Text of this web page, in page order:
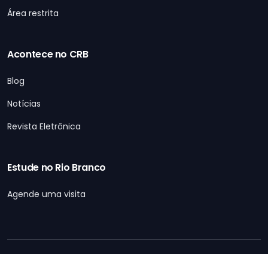
Área restrita
Acontece no CRB
Blog
Notícias
Revista Eletrônica
Estude no Rio Branco
Agende uma visita